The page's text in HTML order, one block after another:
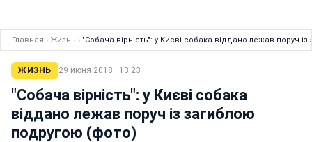
Главная › Жизнь › "Собача вірність": у Києві собака віддано лежав поруч
ЖИЗНЬ 29 июня 2018 · 13:23
"Собача вірність": у Києві собака
віддано лежав поруч із загиблою
подругою (фото)